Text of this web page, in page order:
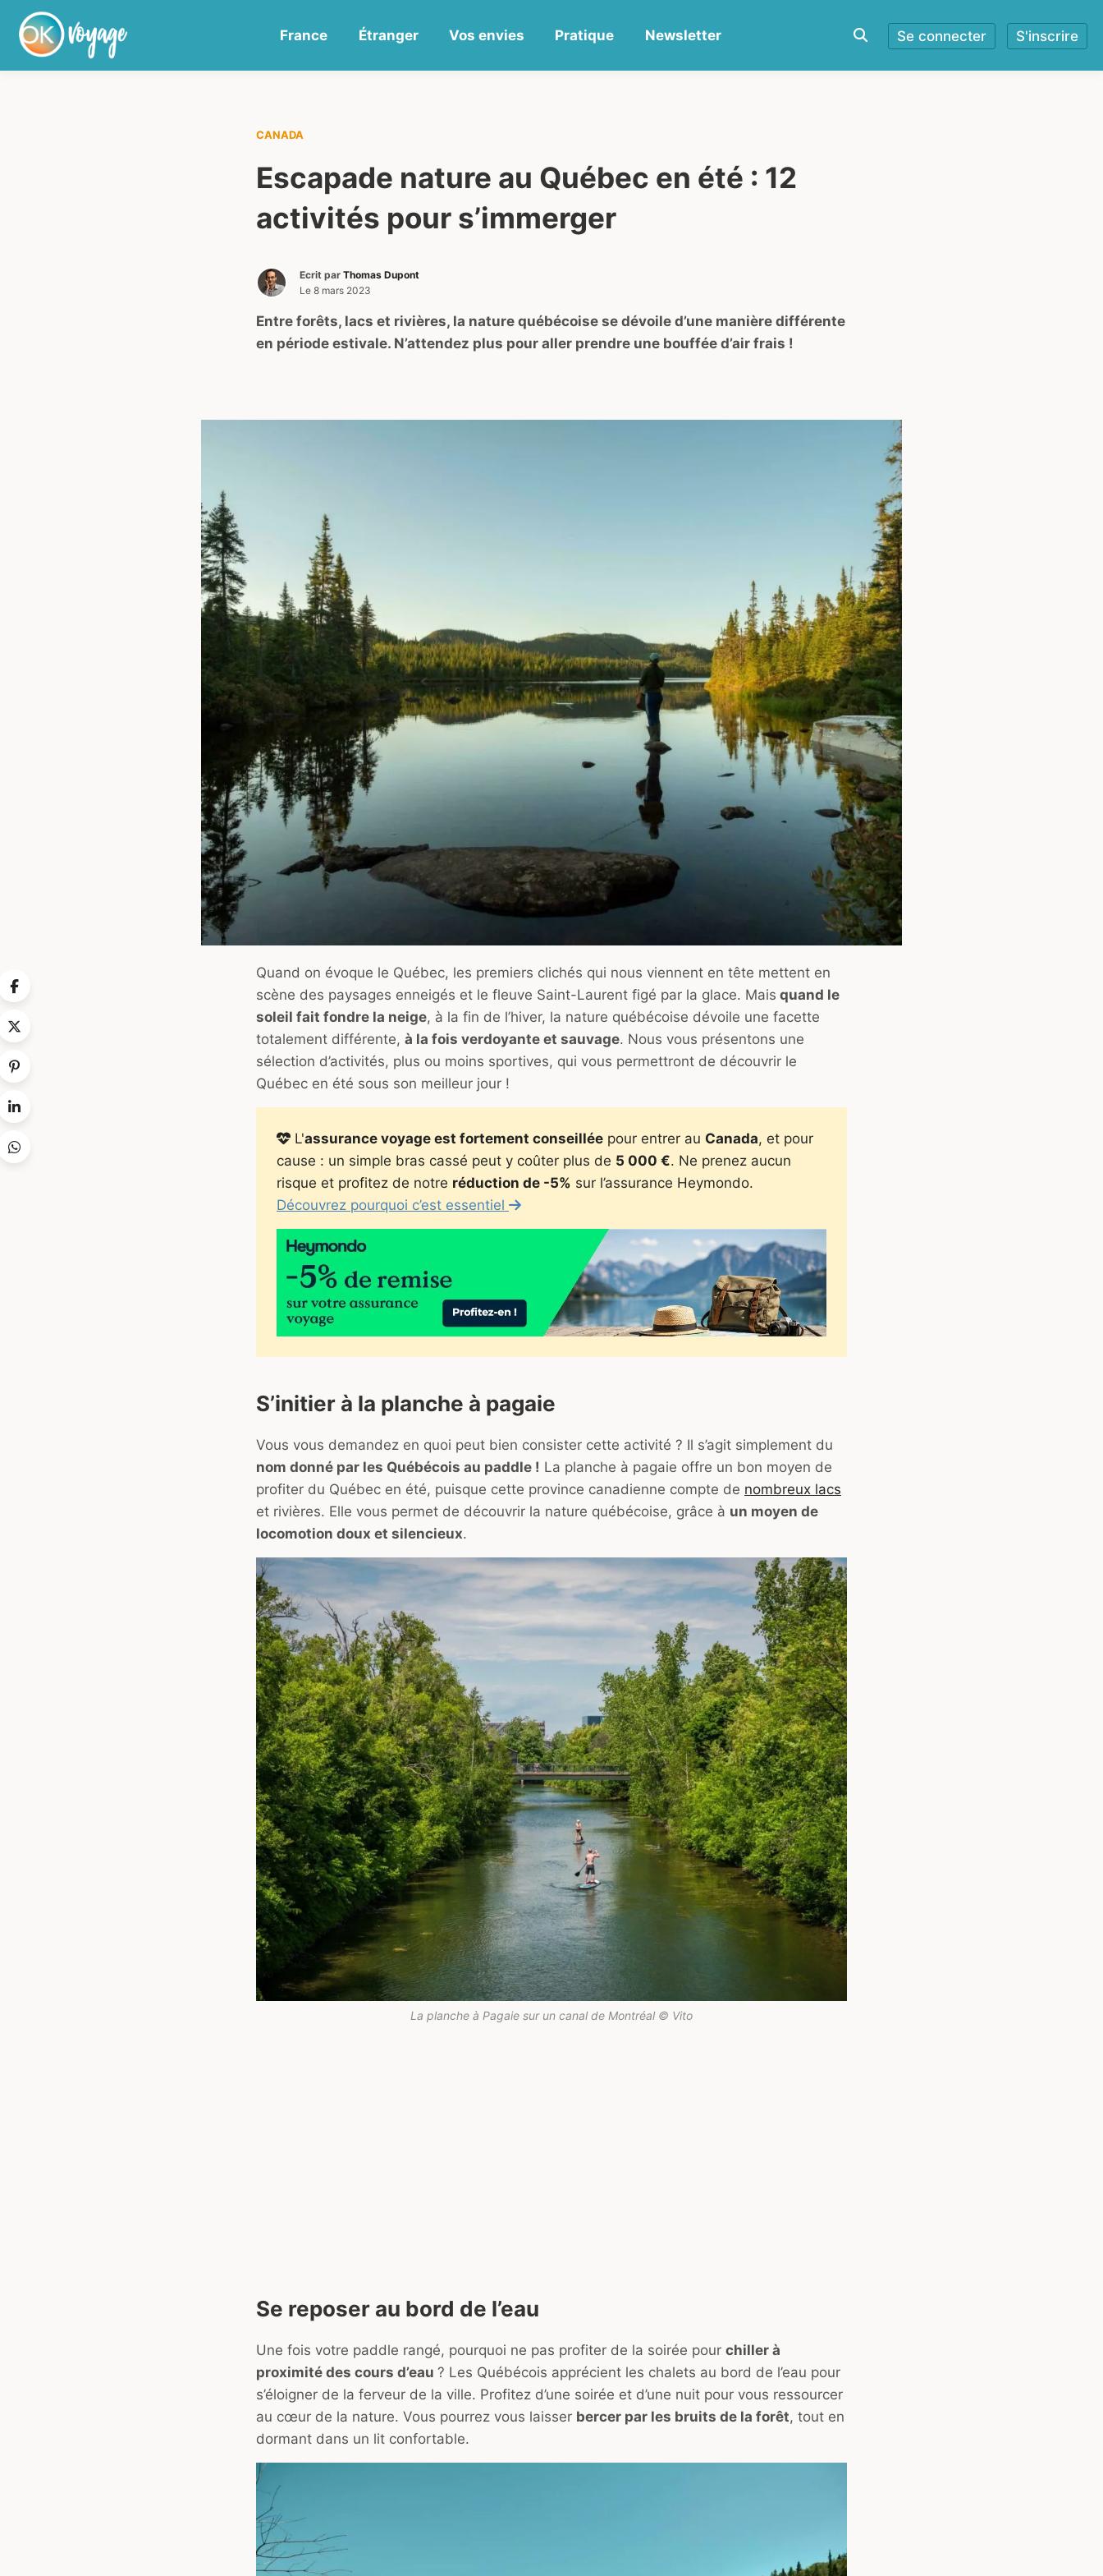
France Étranger Vos envies Pratique Newsletter Se connecter S'inscrire
CANADA
Escapade nature au Québec en été : 12
activités pour s’immerger
Ecrit par Thomas Dupont
Le 8 mars 2023
Entre forêts, lacs et rivières, la nature québécoise se dévoile d’une manière différente
en période estivale. N’attendez plus pour aller prendre une bouffée d’air frais !
Quand on évoque le Québec, les premiers clichés qui nous viennent en tête mettent en
scène des paysages enneigés et le fleuve Saint-Laurent figé par la glace. Mais quand le
soleil fait fondre la neige, à la fin de l’hiver, la nature québécoise dévoile une facette
totalement différente, à la fois verdoyante et sauvage. Nous vous présentons une
sélection d’activités, plus ou moins sportives, qui vous permettront de découvrir le
Québec en été sous son meilleur jour !
L'assurance voyage est fortement conseillée pour entrer au Canada, et pour
cause : un simple bras cassé peut y coûter plus de 5 000 €. Ne prenez aucun
risque et profitez de notre réduction de -5% sur l’assurance Heymondo.
Découvrez pourquoi c’est essentiel
S’initier à la planche à pagaie
Vous vous demandez en quoi peut bien consister cette activité ? Il s’agit simplement du
nom donné par les Québécois au paddle ! La planche à pagaie offre un bon moyen de
profiter du Québec en été, puisque cette province canadienne compte de nombreux lacs
et rivières. Elle vous permet de découvrir la nature québécoise, grâce à un moyen de
locomotion doux et silencieux.
La planche à Pagaie sur un canal de Montréal © Vito
Se reposer au bord de l’eau
Une fois votre paddle rangé, pourquoi ne pas profiter de la soirée pour chiller à
proximité des cours d’eau ? Les Québécois apprécient les chalets au bord de l’eau pour
s’éloigner de la ferveur de la ville. Profitez d’une soirée et d’une nuit pour vous ressourcer
au cœur de la nature. Vous pourrez vous laisser bercer par les bruits de la forêt, tout en
dormant dans un lit confortable.